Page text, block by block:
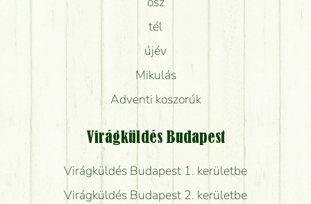
tél
újév
Mikulás
Adventi koszorúk
Virágküldés Budapest
Virágküldés Budapest 1. kerületbe
Virágküldés Budapest 2. kerületbe